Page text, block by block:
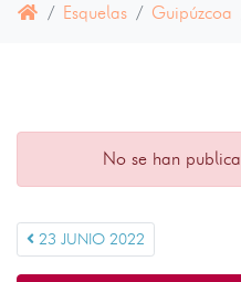
Esquelas Guipúzcoa
No se han
23 JUNIO 2022